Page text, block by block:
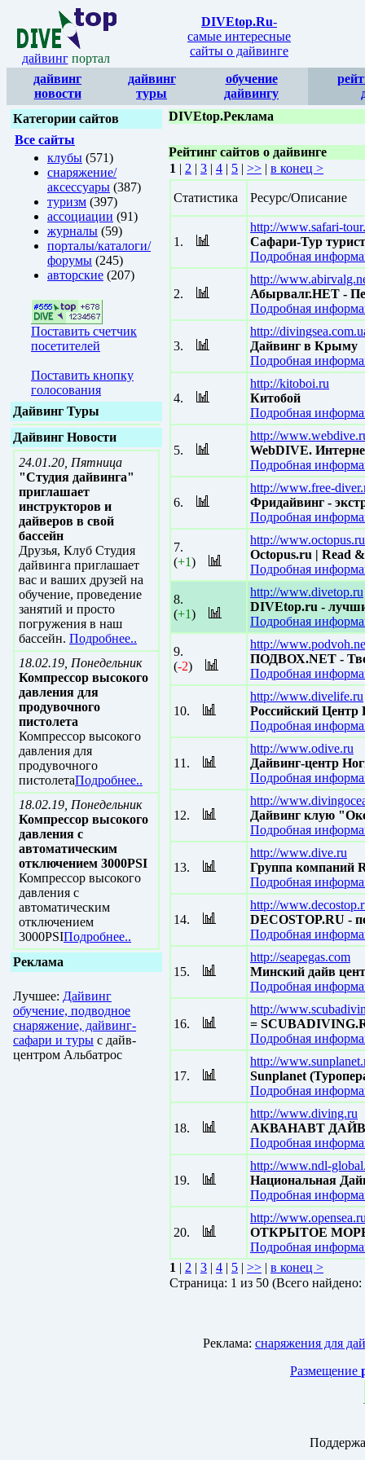
дайвинг портал
DIVEtop.Ru-
самые интересные
сайты о дайвинге
дайвинг
новости
дайвинг
туры
обучение
дайвингу
Категории сайтов
Все сайты
клубы (571)
снаряжение/
аксессуары (387)
туризм (397)
ассоциации (91)
журналы (59)
порталы/каталоги/
форумы (245)
авторские (207)
Поставить счетчик
посетителей
Поставить кнопку
голосования
Дайвинг Туры
Дайвинг Новости
24.01.20, Пятница
"Студия дайвинга"
приглашает
инструкторов и
дайверов в свой
бассейн
Друзья, Клуб Студия
дайвинга приглашает
вас и ваших друзей на
обучение, проведение
занятий и просто
погружения в наш
бассейн. Подробнее..
18.02.19, Понедельник
Компрессор высокого
давления для
продувочного
пистолета
Компрессор высокого
давления для
продувочного
пистолетаПодробнее..
18.02.19, Понедельник
Компрессор высокого
давления с
автоматическим
отключением 3000PSI
Компрессор высокого
давления с
автоматическим
отключением
3000PSIПодробнее..
Реклама
Лучшее: Дайвинг
обучение, подводное
снаряжение, дайвинг-
сафари и туры с дайв-
центром Альбатрос
DIVEtop.Реклама
Рейтинг сайтов о дайвинге
1 | 2 | 3 | 4 | 5 | >> | в конец >
Статистика Ресурс/Описание
1.
http://www.safari-
Сафари-Тур
Подробная
2.
http://
Абырвалг.НЕТ -
Подробная
3.
http://
Дайвинг в Крыму
Подробная
4.
http://kitoboi.ru
Китобой
Подробная
5.
http://
WebDIVE.
Подробная
6.
http://www.free-
Фридайвинг -
Подробная
7.
(+1)
http://
Octopus.ru | Read
Подробная
8.
(+1)
http://www.divetop.ru
DIVEtop.ru -
Подробная
9.
(-2)
http://
ПОДВОХ.NET -
Подробная
10.
http://www.divelife.ru
Российский Центр
Подробная
11.
http://www.odive.ru
Дайвинг-центр
Подробная
12.
http://
Дайвинг клую
Подробная
13.
http://www.dive.ru
Группа компаний
Подробная
14.
http://
DECOSTOP.RU -
Подробная
15.
http://seapegas.com
Минский дайв
Подробная
16.
http://
=
Подробная
17.
http://
Sunplanet
Подробная
18.
http://www.diving.ru
АКВАНАВТ
Подробная
19.
http://www.ndl-
Национальная
Подробная
20.
http://
ОТКРЫТОЕ МОРЕ -
Подробная
1 | 2 | 3 | 4 | 5 | >> | в конец >
Страницa: 1 из 50 (Всего найдено:
Реклама: снаряжения для
Размещение